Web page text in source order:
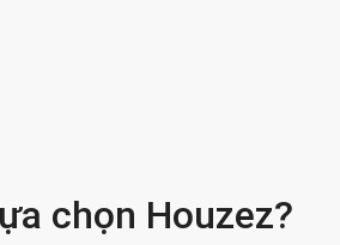
chọn Houzez?